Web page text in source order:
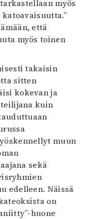
myös
että
myös toinen
takaisin
sitten
kokevan ja
kuin
muun
sekä
edelleen. Näissä
on
huone